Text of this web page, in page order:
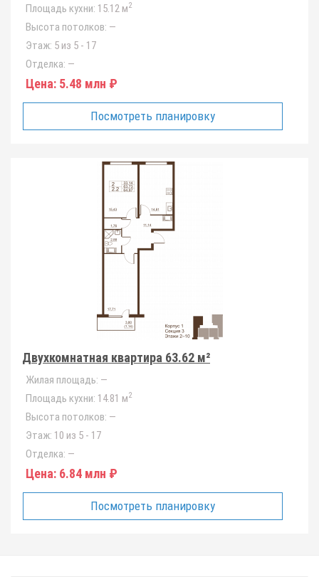
Площадь кухни: 15.12 м2
Высота потолков: —
Этаж: 5 из 5 - 17
Отделка: —
Цена: 5.48 млн ₽
Посмотреть планировку
Двухкомнатная квартира 63.62 м²
Жилая площадь: —
Площадь кухни: 14.81 м2
Высота потолков: —
Этаж: 10 из 5 - 17
Отделка: —
Цена: 6.84 млн ₽
Посмотреть планировку